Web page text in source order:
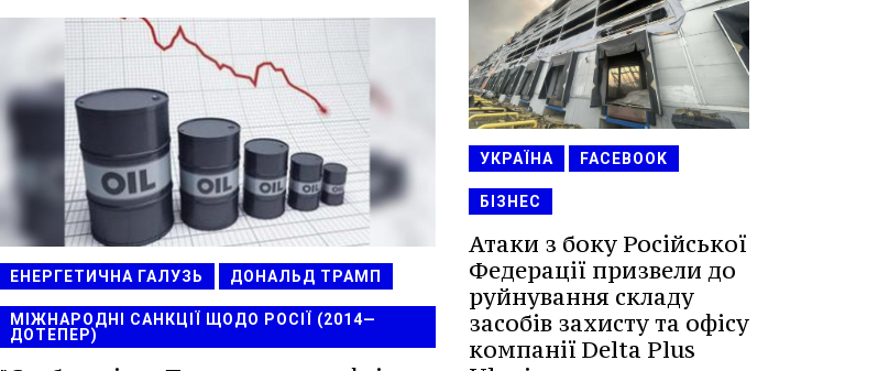
ЕНЕРГЕТИЧНА ГАЛУЗЬ ДОНАЛЬД ТРАМП
МІЖНАРОДНІ САНКЦІЇ ЩОДО РОСІЇ (2014—
ДОТЕПЕР)
УКРАЇНА FACEBOOK
БІЗНЕС
Атаки з боку Російської
Федерації призвели до
руйнування складу
засобів захисту та офісу
компанії Delta Plus